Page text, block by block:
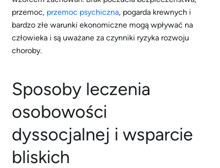
przemoc, przemoc psychiczna, pogarda krewnych i
bardzo złe warunki ekonomiczne mogą wpływać na
człowieka i są uważane za czynniki ryzyka rozwoju
choroby.
Sposoby leczenia
osobowości
dyssocjalnej i wsparcie
bliskich